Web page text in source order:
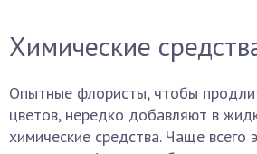
Химические
Опытные флористы, чтобы
цветов, нередко добавляют в
химические средства. Чаще всего